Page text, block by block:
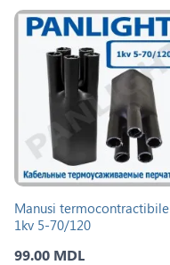
Manusi termocontractibile
1kv 5-70/120
99.00 MDL